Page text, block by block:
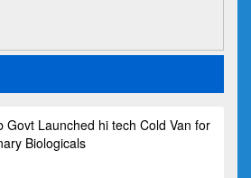
Govt Launched hi tech Cold Van for
Biologicals